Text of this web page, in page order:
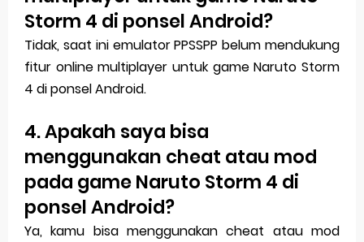
Storm 4 di ponsel Android?
Tidak, saat ini emulator PPSSPP belum mendukung
fitur online multiplayer untuk game Naruto Storm
4 di ponsel Android.
4. Apakah saya bisa
menggunakan cheat atau mod
pada game Naruto Storm 4 di
ponsel Android?
Ya, kamu bisa menggunakan cheat atau mod